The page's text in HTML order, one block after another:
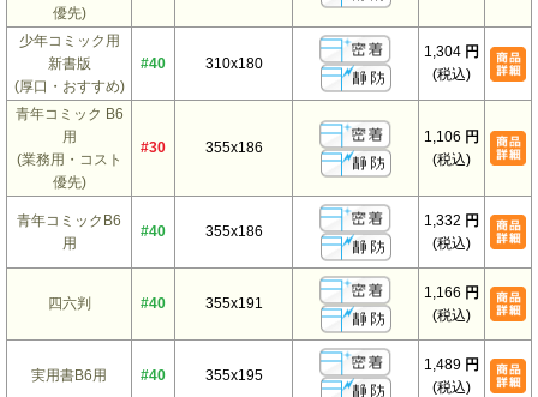
優先)
少年コミック用
新書版
(厚口・おすすめ)
#40 310x180
1,304 円
(税込)
青年コミック B6
用
(業務用・コスト
優先)
#30 355x186
1,106 円
(税込)
青年コミックB6
用
#40 355x186
1,332 円
(税込)
四六判 #40 355x191
1,166 円
(税込)
実用書B6用 #40 355x195
1,489 円
(税込)